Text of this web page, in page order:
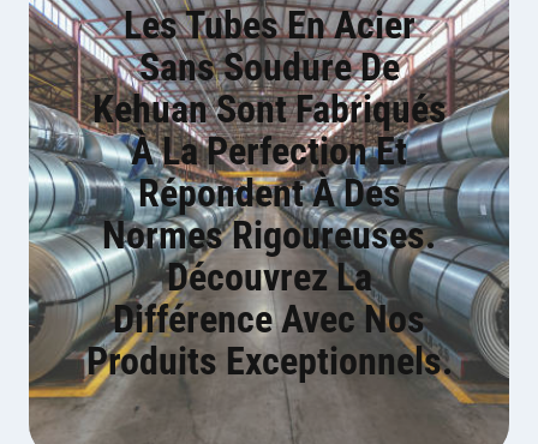
Les Tubes En Acier
Sans Soudure De
Kehuan Sont Fabriqués
À La Perfection Et
Répondent À Des
Normes Rigoureuses.
Découvrez La
Différence Avec Nos
Produits Exceptionnels.